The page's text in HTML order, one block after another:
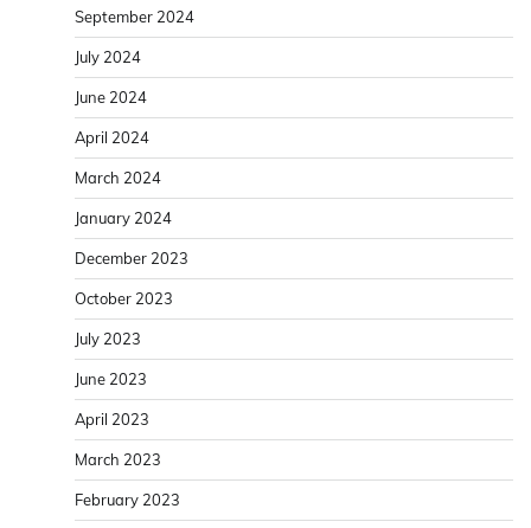
September 2024
July 2024
June 2024
April 2024
March 2024
January 2024
December 2023
October 2023
July 2023
June 2023
April 2023
March 2023
February 2023